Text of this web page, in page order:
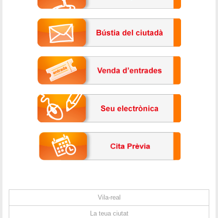
Vila-real
La teua ciutat